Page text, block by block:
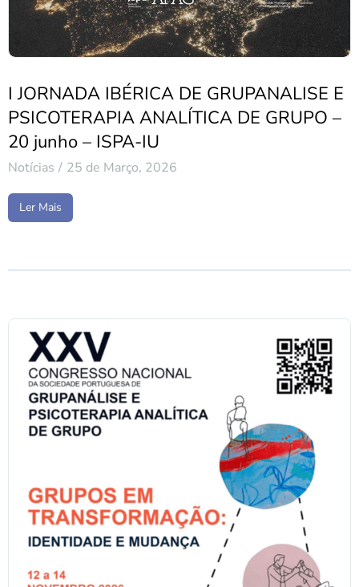
I JORNADA IBÉRICA DE GRUPANALISE E
PSICOTERAPIA ANALÍTICA DE GRUPO –
20 junho – ISPA-IU
Notícias 25 de Março, 2026
Ler Mais